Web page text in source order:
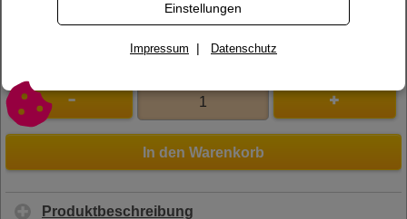
100047
In den Warenkorb
Produktbeschreibung
Einstellungen
Impressum | Datenschutz